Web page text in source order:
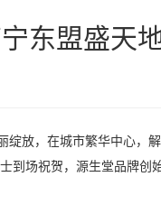
东盟盛天
绽放，在城市繁华中心，
到场祝贺，源生堂品牌